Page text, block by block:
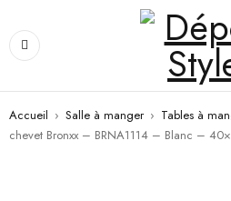
Accueil › Salle à manger › Tables à
chevet Bronxx – BRNA1114 – Blanc –